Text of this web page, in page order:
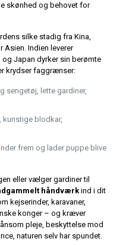
skønhed og behovet for
silke stadig fra Kina,
Asien. Indien leverer
og Japan dyrker sin berømte
krydser faggrænser:
sengetøj, lette gardiner,
kunstige blodkar,
frem og lader puppe blive
eller vælger gardiner til
håndværkind i dit
kejserinder, karavaner,
konger – og kræver
pleje, beskyttelse mod
naturen selv har spundet.